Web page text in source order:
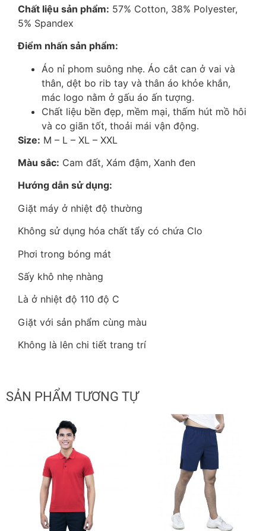
Chất liệu sản phẩm: 57% Cotton, 38% Polyester,
5% Spandex
Điểm nhấn sản phẩm:
Áo nỉ phom suông nhẹ. Áo cắt can ở vai và
thân, dệt bo rib tay và thân áo khỏe khắn,
mác logo nằm ở gấu áo ấn tượng.
Chất liệu bền đẹp, mềm mại, thấm hút mồ hôi
và co giãn tốt, thoải mái vận động.
Size: M – L – XL – XXL
Màu sắc: Cam đất, Xám đậm, Xanh đen
Hướng dẫn sử dụng:
Giặt máy ở nhiệt độ thường
Không sử dụng hóa chất tẩy có chứa Clo
Phơi trong bóng mát
Sấy khô nhẹ nhàng
Là ở nhiệt độ 110 độ C
Giặt với sản phẩm cùng màu
Không là lên chi tiết trang trí
SẢN PHẨM TƯƠNG TỰ